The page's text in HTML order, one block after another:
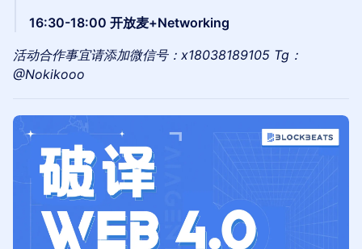
16:30-18:00 开放麦+Networking
活动合作事宜请添加微信号：x18038189105 Tg：
@Nokikooo